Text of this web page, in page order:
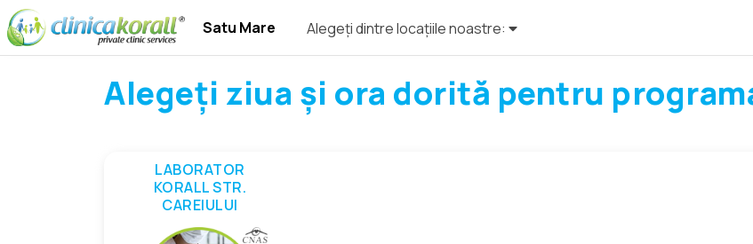
Satu Mare Alegeți dintre locațiile noastre:
Alegeți ziua și ora dorită pentru
LABORATOR
KORALL STR.
CAREIULUI